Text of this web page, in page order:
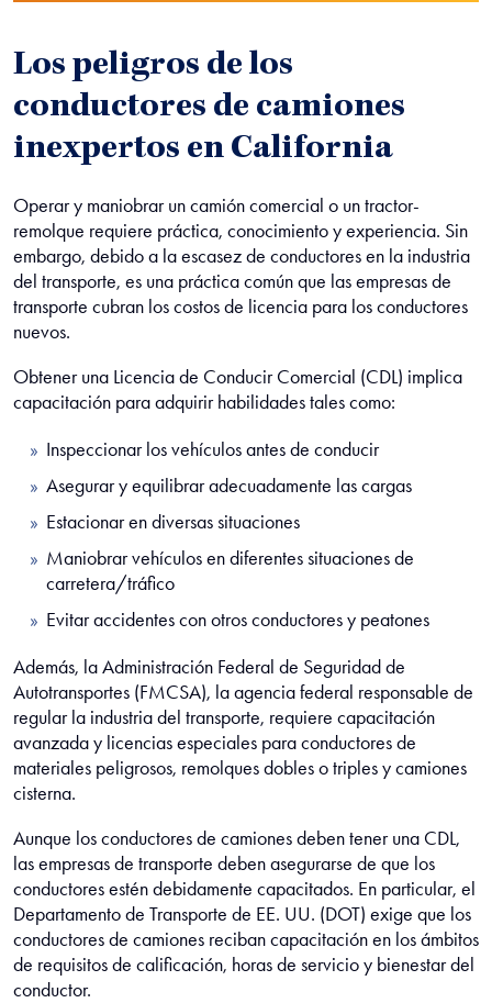
Los peligros de los
conductores de camiones
inexpertos en California
Operar y maniobrar un camión comercial o un tractor-
remolque requiere práctica, conocimiento y experiencia. Sin
embargo, debido a la escasez de conductores en la industria
del transporte, es una práctica común que las empresas de
transporte cubran los costos de licencia para los conductores
nuevos.
Obtener una Licencia de Conducir Comercial (CDL) implica
capacitación para adquirir habilidades tales como:
Inspeccionar los vehículos antes de conducir
Asegurar y equilibrar adecuadamente las cargas
Estacionar en diversas situaciones
Maniobrar vehículos en diferentes situaciones de
carretera/tráfico
Evitar accidentes con otros conductores y peatones
Además, la Administración Federal de Seguridad de
Autotransportes (FMCSA), la agencia federal responsable de
regular la industria del transporte, requiere capacitación
avanzada y licencias especiales para conductores de
materiales peligrosos, remolques dobles o triples y camiones
cisterna.
Aunque los conductores de camiones deben tener una CDL,
las empresas de transporte deben asegurarse de que los
conductores estén debidamente capacitados. En particular, el
Departamento de Transporte de EE. UU. (DOT) exige que los
conductores de camiones reciban capacitación en los ámbitos
de requisitos de calificación, horas de servicio y bienestar del
conductor.